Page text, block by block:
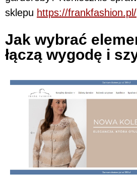
sklepu https://frankfashion.pl/
Jak wybrać
łączą wygodę i